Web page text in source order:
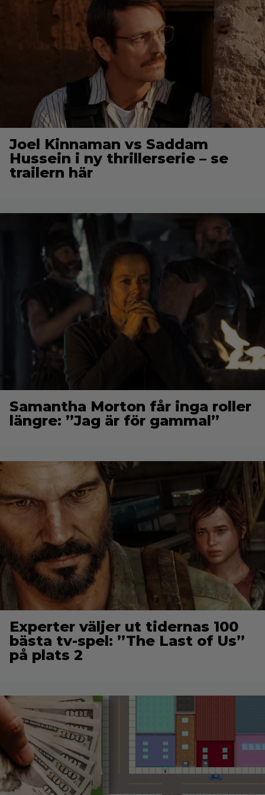
Joel Kinnaman vs Saddam
Hussein i ny thrillerserie – se
trailern här
Samantha Morton får inga roller
längre: ”Jag är för gammal”
Experter väljer ut tidernas 100
bästa tv-spel: ”The Last of Us”
på plats 2